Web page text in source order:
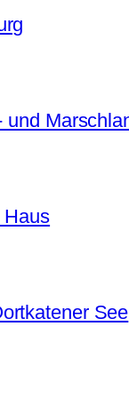
und
Haus
See